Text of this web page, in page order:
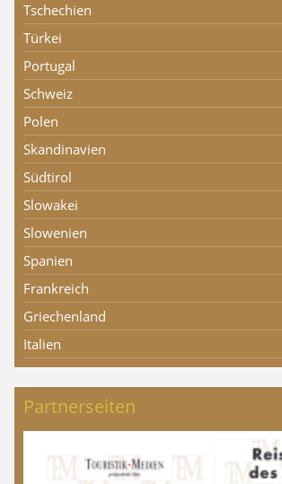
Tschechien
Türkei
Portugal
Schweiz
Polen
Skandinavien
Südtirol
Slowakei
Slowenien
Spanien
Frankreich
Griechenland
Italien
Partnerseiten